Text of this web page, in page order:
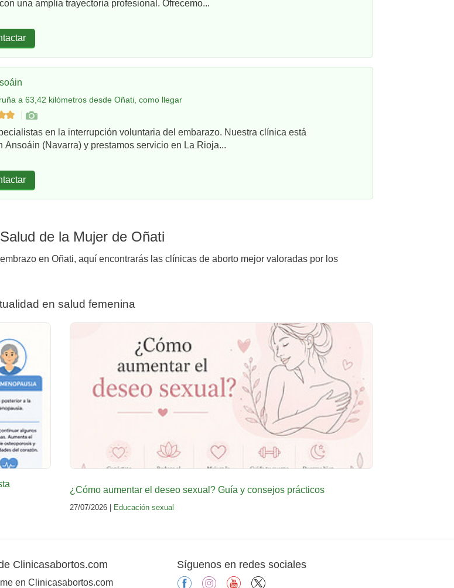
una amplia trayectoria profesional. Ofrecemo...
a 63,42 kilómetros desde Oñati, como llegar
en la interrupción voluntaria del embarazo. Nuestra clínica está
Ansoáin (Navarra) y prestamos servicio en La Rioja...
de la Mujer de Oñati
en Oñati, aquí encontrarás las clínicas de aborto mejor valoradas por los
en salud femenina
¿Cómo aumentar el deseo sexual? Guía y consejos prácticos
27/07/2026 | Educación sexual
Clinicasabortos.com
en Clinicasabortos.com
Síguenos en redes sociales
facebookinstagramyoutube